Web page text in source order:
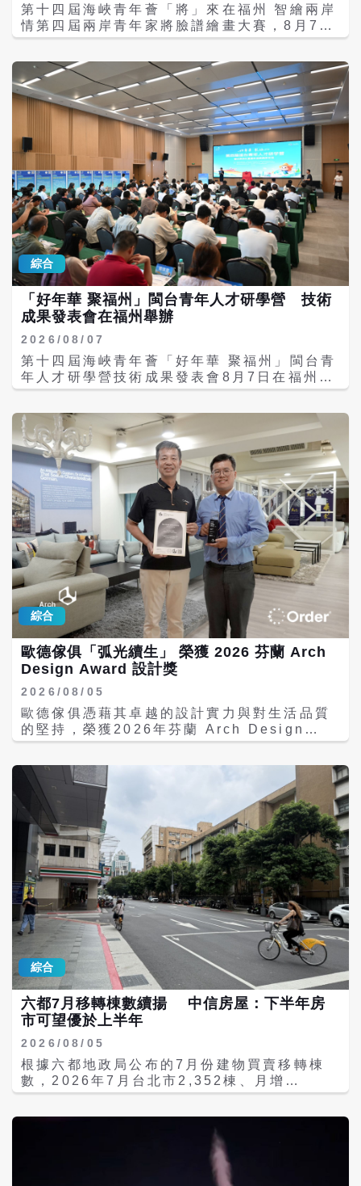
第十四屆海峽青年薈「將」來在福州 智繪兩岸
情第四屆兩岸青年家將臉譜繪畫大賽，8月7日
在福州台江上下杭眾將之門複合商店圓滿開
民俗文化愛好者齊聚一堂，以藝為橋、以畫會
友，共探非遺民俗魅力。 家將臉譜藝術是閩台
共有的經典民俗文化瑰寶，文化源流根植于福
州台江，是福州本土特色傳統民俗文化的重要
組成部分。清代時期，駐守台江海防的水師官
兵渡海赴台，將這門特色民俗技藝帶入臺灣台
南地區，落地生根、傳承演變，逐步發展出獨
特的地域風貌。數百年來，家將臉譜技藝在兩
岸薪火相傳、賡續發展，承載著兩岸民眾共通
的審美情趣與民俗記憶，是閩台文脈同根、民
俗同源、文化同心的有力見證。本次活動以
「AI賦能非遺新生兩岸同源」為核心主題，創
新融合傳統民俗技藝與現代數位科技，打造年
輕化、沉浸式、多元化的非遺文化交流場景，
助力傳統民俗文化創新活化。 本次活動落地兼
具國風底蘊與文創活力的上下杭眾將之門複合
商店，場地融合非遺展示、文創體驗、文化交
文化氛圍。活動現場秩序井然、氛圍熱烈，兩
岸青年畫師同台競技、匠心創作，結合兩岸家
條、細膩敷色渲染，一幅幅氣韻生動、風格迥
異、匠心滿滿的家將臉譜作品陸續亮相。創作
期間，智慧互動機器人同步開展科普講解，細
緻介紹家將文化源流、臉譜紋樣寓意、傳統製
作技藝等知識點，以科技賦能傳統文化傳播，
讓古老的閩台民俗非遺在新式文創空間煥發全
新生機與時代活力。 賽事同期還舉辦了優秀臉
譜作品展、兩岸家將文化交流會、臉譜非遺展
演等系列特色活動。兩岸非遺傳承人、青年匠
人、文化愛好者齊聚一堂，圍繞家將文化傳承
保護、臉譜技藝創新升級、青年力量賦能非遺
活化等議題深入交流、互學互鑒、共研共進，
積極探索傳統民俗藝術適配新時代的傳承路徑
與創新方向。 據主辦方介紹，本次活動深耕兩
岸青年文化交流，以非遺民俗為核心紐帶，搭
建常態化、沉浸式、專業化的兩岸文化互動平
台。相較於往屆賽事，本屆活動創新引入數字
科技互動體驗，以年輕化、時尚化、創新化的
表達方式活化傳統非遺，讓兩岸青年在親身參
與、實操體驗、深度交流中，真切感悟閩台同
源共生的民俗文化底蘊。 活動期間，主辦方還
進台江白龍庵、上下杭歷史文化街區、閩江之
心等地標點位，沉浸式探訪福州本土民俗古
跡、品讀閩都文化底蘊、感受城市發展風貌，
在行走研學、互動交流中深化文化認知、厚植
同源情懷。 參與活動的兩岸青年紛紛表示，本
次賽事為兩岸臉譜技藝從業者、非遺愛好者搭
建了優質的切磋交流、學習共進平台，不僅精
進了傳統技藝、拓寬了創作思路，更結識了眾
多兩岸同好，收穫滿滿、受益匪淺。大家紛紛
表示，未來將主動擔當非遺傳承使命，深耕家
將臉譜藝術，積極參與非遺創新創作，讓傳統
民俗文化在新時代持續煥發蓬勃生機。 主辦方
表示，本次活動以臉譜為媒、以青年為橋、以
文化為魂，有效拉近了兩岸青年的文化距離與
心靈距離，進一步深化了閩台民俗文化交融互
通、互鑒共生。下一步，主辦方將持續深耕兩
岸青年文化交流領域，不斷創新非遺傳播形
式、豐富交流載體、搭建多元互動平台，持續
推動閩台傳統民俗文化傳承創新，助力兩岸青
年攜手共築文化紐帶。
綜合
「好年華 聚福州」閩台青年人才研學營 技術
成果發表會在福州舉辦
2026/08/07
第十四屆海峽青年薈「好年華 聚福州」閩台青
年人才研學營技術成果發表會8月7日在福州新
型功能材料分中心圓滿舉行。 一、專案合作，
成果發表會現場，兩岸青年學者圍繞數位經
濟、新材料、生物醫藥、資訊技術等領域集中
展示24項技術成果，其中16個專案進行登台技
術成果發表。活動特邀近30家金融機構、投資
機構及企業代表到場對接。活動結束後，多個
專案與投資機構、企業達成初步合作意向，為
兩岸青年科技成果從實驗室走向市場打通高效
對接通道。本次活動以專案聚才、以技術引
才，有力推動了兩岸青年科技人才與產業資本
的深度合作。 二、平台賦能，提昇精準服務
本次技術成果發表會於福州新型功能材料分中
心的專業化科創服務能力舉辦。該中心作為全
國高校區域技術轉移轉化中心（福建）的重要
組成部分，深耕新型功能材料領域，聚合頂尖
高校創新資源，構建起覆蓋全週期的科技成果
轉化服務體系。作為研學營「產學研」主題研
驗室到市場的轉化路徑，為兩岸青年科技人才
提供了成果展示與項目對接的專業化平台。
三、舞台延伸，常態交流促融合 發表會結束
轉化服務中心揭牌儀式在福州新型功能材料分
中心舉行。該中心旨在建立與臺灣高校的常態
化聯繫管道，便利閩台兩地校友會等民間組織
開展日常交流，鼓勵和支持臺灣人才積極參與
福州建設，共享發展機遇。聯誼中心此次在新
型功能材料分中心設立新陣地，進一步拓展了
服務半徑，為福州常態化聯絡臺灣校友、促進
人才集聚，注入新動能。 「好年華 聚福州」
閩台青年人才研學營已連續四年在海峽青年薈
期間成功舉辦，吸引大量兩岸青年踴躍參與，
有效深化了兩岸青年交流互鑒，促成一批優秀
兩岸青年人才來福州創業就業，品牌效應持續
顯現。未來，福州市人才發展集團將持續深化
「好年華 聚福州」人才工作品牌，不斷拓寬兩
岸青年人才交流合作的廣度與深度，進一步健
全科技成果轉化全鏈條服務體系，為台青來福
州發展提供更加精準、高效、暖心的保障支
撐。 同時，著力吸引更多臺灣青年來福州追
夢、築夢、圓夢，推動兩岸優質創新專案在福
州落地生根、開花結果，以人才融合賦能產業
融合，以交流互鑒增進情感認同，進一步助力
型城市貢獻積極力量。
綜合
歐德傢俱「弧光續生」 榮獲 2026 芬蘭 Arch
Design Award 設計獎
2026/08/05
歐德傢俱憑藉其卓越的設計實力與對生活品質
的堅持，榮獲2026年芬蘭 Arch Design
Award 設計獎肯定。由設計師曾俊傑操刀的作
設計類獲獎殊榮。針對 40 年老屋進行重塑，
將原本因歲月而顯得侷促的格局，轉化為充滿
流動能量的現代居所，展現了歐德傢俱在處理
複雜老宅翻新與現代美學融合的高度專業。 以
「功能與情感共生」為核心理念，挑戰傳統老
屋翻新的拆除思維。堅持「不大幅拆除重建」
的永續原則，將原本突兀的結構限制轉化為設
計機會。透過設計師精準佈局，老宅捨棄了過
往厚重的舊式木作，改以連續的弧形天花與圓
弧牆面柔化稜角，並選用低彩度藝術塗料搭配
原木材質，營造出包覆感十足的視覺韻律。 在
機能規劃上，展現了對細節的敏銳觀察。巧妙
地將大容量收納儲藏室隱於廊道隱藏門後，並
利用半高電視牆與長虹玻璃平衡採光與隱私。
特別是在公共區域，將傳統佛堂需求無縫融入
現代極簡風格中，而不破壞整體的美學統一。
此外，歐德傢俱全案選用符合國家認證、媲美
守護居住者的健康。本次獲獎，不僅是設計師
個人的藝術成就，更彰顯歐德傢俱致力於為家
精神。 得獎作品欣賞：
https://www.order.com.tw/blog.php?
綜合
六都7月移轉棟數續揚 中信房屋：下半年房
市可望優於上半年
2026/08/05
根據六都地政局公布的7月份建物買賣移轉棟
數，2026年7月台北市2,352棟、月增
17.5％、年增13.5％，新北市4,850棟、月增
2.7％、年增8.9％，桃園市4,150棟、月增
12.5％、年增0.1%，台中市3,703棟、月增
18.8％、年增1.2％，台南市1,887棟、月增
8.8％、年增10.9％，高雄3,564棟、月增
17.2％、年增26.2％，7月六大主要都會區總